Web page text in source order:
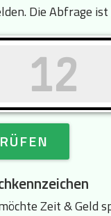
Die Abfrage
Zeit & Geld